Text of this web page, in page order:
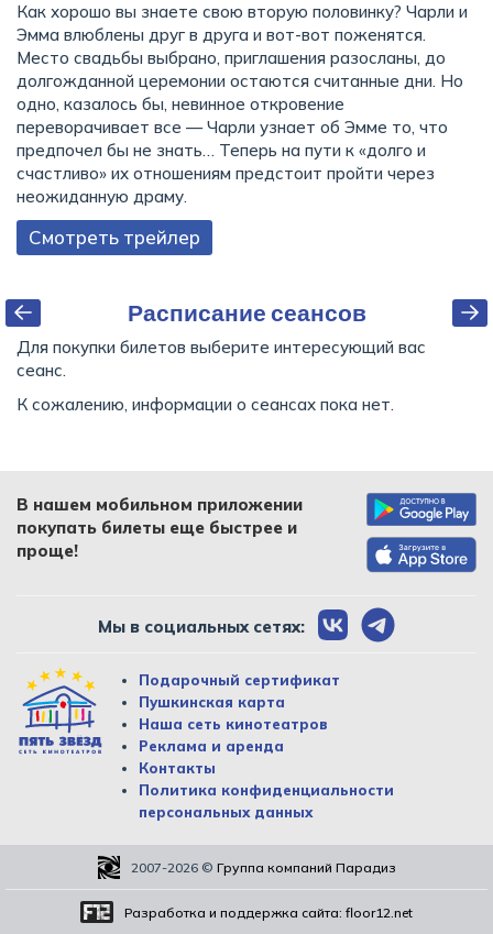
Как хорошо вы знаете свою вторую половинку? Чарли и
Эмма влюблены друг в друга и вот-вот поженятся.
Место свадьбы выбрано, приглашения разосланы, до
долгожданной церемонии остаются считанные дни. Но
одно, казалось бы, невинное откровение
переворачивает все — Чарли узнает об Эмме то, что
предпочел бы не знать… Теперь на пути к «долго и
счастливо» их отношениям предстоит пройти через
неожиданную драму.
Смотреть трейлер
Расписание сеансов
Для покупки билетов выберите интересующий вас
сеанс.
К сожалению, информации о сеансах пока нет.
В нашем мобильном приложении
покупать билеты еще быстрее и
проще!
Мы в социальных сетях:
Подарочный сертификат
Пушкинская карта
Наша сеть кинотеатров
Реклама и аренда
Контакты
Политика конфиденциальности
персональных данных
2007-2026 © Группа компаний Парадиз
Разработка и поддержка сайта: floor12.net